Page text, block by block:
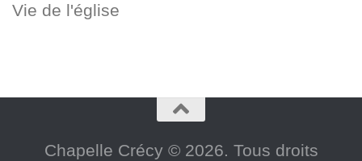
Vie de l'église
Chapelle Crécy © 2026. Tous droits